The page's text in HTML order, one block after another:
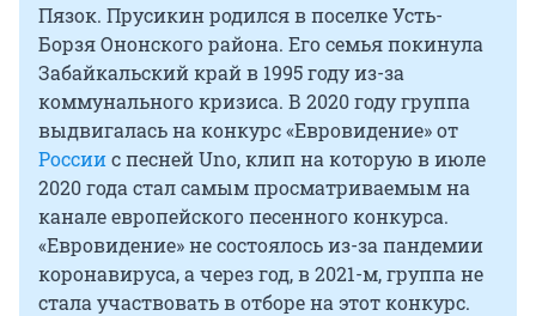
Пязок. Прусикин родился в поселке Усть-
Борзя Ононского района. Его семья покинула
Забайкальский край в 1995 году из-за
коммунального кризиса. В 2020 году группа
выдвигалась на конкурс «Евровидение» от
Россиис песней Uno, клип на которую в июле
2020 года стал самым просматриваемым на
канале европейского песенного конкурса.
«Евровидение» не состоялось из-за пандемии
коронавируса, а через год, в 2021-м, группа не
стала участвовать в отборе на этот конкурс.